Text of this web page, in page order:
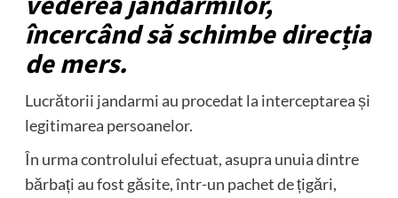
încercând să schimbe direcția
de mers.
Lucrătorii jandarmi au procedat la interceptarea și
legitimarea persoanelor.
În urma controlului efectuat, asupra unuia dintre
bărbați au fost găsite, într-un pachet de țigări,